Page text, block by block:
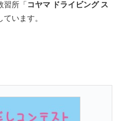
所「 コヤマ ドライビング ス
います。